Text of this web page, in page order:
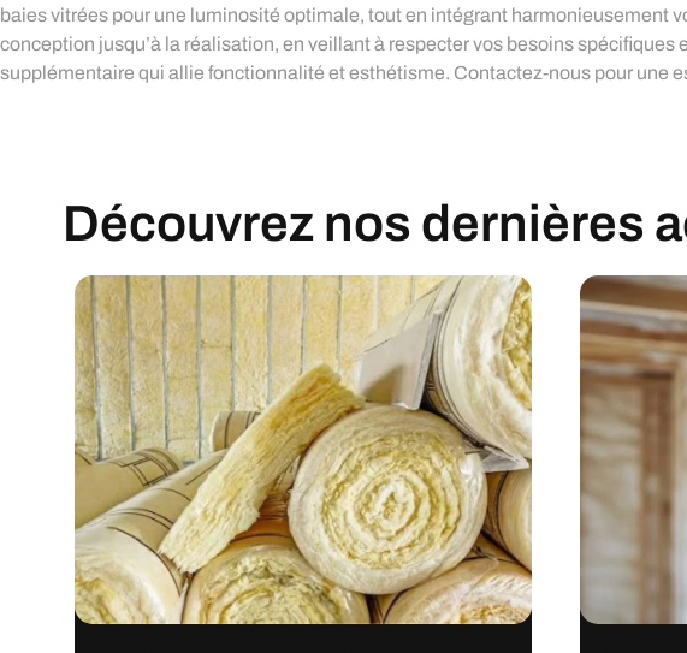
baies vitrées pour une luminosité optimale, tout en intégrant harmonieusement
conception jusqu’à la réalisation, en veillant à respecter vos besoins
supplémentaire qui allie fonctionnalité et esthétisme. Contactez-nous pour une
Découvrez nos dernières